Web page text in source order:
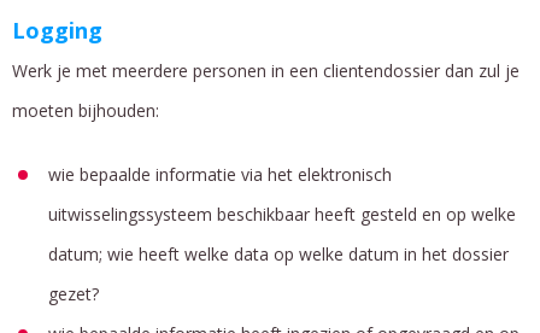
Logging
Werk je met meerdere personen in een clientendossier dan zul je
moeten bijhouden:
wie bepaalde informatie via het elektronisch
uitwisselingssysteem beschikbaar heeft gesteld en op welke
datum; wie heeft welke data op welke datum in het dossier
gezet?